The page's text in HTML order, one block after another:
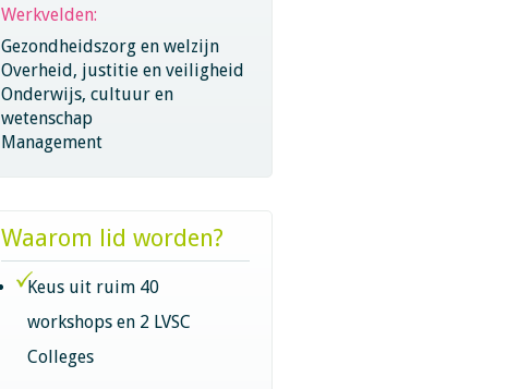
Werkvelden:
Gezondheidszorg en welzijn
Overheid, justitie en veiligheid
Onderwijs, cultuur en
wetenschap
Management
Waarom lid worden?
Keus uit ruim 40
workshops en 2 LVSC
Colleges